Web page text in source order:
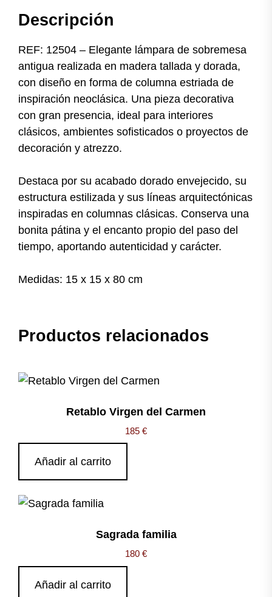
Descripción
REF: 12504 – Elegante lámpara de sobremesa
antigua realizada en madera tallada y dorada,
con diseño en forma de columna estriada de
inspiración neoclásica. Una pieza decorativa
con gran presencia, ideal para interiores
clásicos, ambientes sofisticados o proyectos de
decoración y atrezzo.
Destaca por su acabado dorado envejecido, su
estructura estilizada y sus líneas arquitectónicas
inspiradas en columnas clásicas. Conserva una
bonita pátina y el encanto propio del paso del
tiempo, aportando autenticidad y carácter.
Medidas: 15 x 15 x 80 cm
Productos relacionados
Retablo Virgen del Carmen
185 €
Añadir al carrito
Sagrada familia
180 €
Añadir al carrito